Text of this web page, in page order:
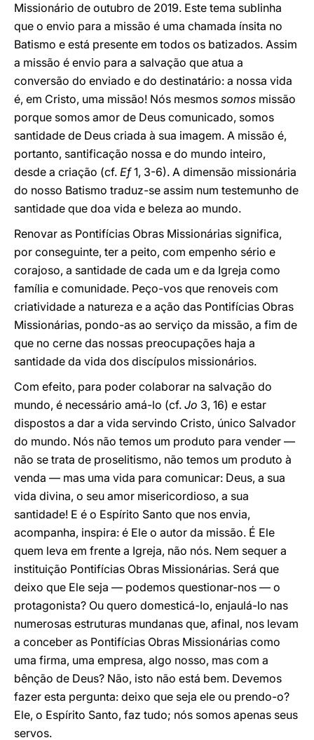
Missionário de outubro de 2019. Este tema sublinha
que o envio para a missão é uma chamada ínsita no
Batismo e está presente em todos os batizados. Assim
a missão é envio para a salvação que atua a
conversão do enviado e do destinatário: a nossa vida
é, em Cristo, uma missão! Nós mesmos somos missão
porque somos amor de Deus comunicado, somos
santidade de Deus criada à sua imagem. A missão é,
portanto, santificação nossa e do mundo inteiro,
desde a criação (cf. Ef1, 3-6). A dimensão missionária
do nosso Batismo traduz-se assim num testemunho de
santidade que doa vida e beleza ao mundo.
Renovar as Pontifícias Obras Missionárias significa,
por conseguinte, ter a peito, com empenho sério e
corajoso, a santidade de cada um e da Igreja como
família e comunidade. Peço-vos que renoveis com
criatividade a natureza e a ação das Pontifícias Obras
Missionárias, pondo-as ao serviço da missão, a fim de
que no cerne das nossas preocupações haja a
santidade da vida dos discípulos missionários.
Com efeito, para poder colaborar na salvação do
mundo, é necessário amá-lo (cf. Jo 3, 16) e estar
dispostos a dar a vida servindo Cristo, único Salvador
do mundo. Nós não temos um produto para vender —
não se trata de proselitismo, não temos um produto à
venda — mas uma vida para comunicar: Deus, a sua
vida divina, o seu amor misericordioso, a sua
santidade! E é o Espírito Santo que nos envia,
acompanha, inspira: é Ele o autor da missão. É Ele
quem leva em frente a Igreja, não nós. Nem sequer a
instituição Pontifícias Obras Missionárias. Será que
deixo que Ele seja — podemos questionar-nos — o
protagonista? Ou quero domesticá-lo, enjaulá-lo nas
numerosas estruturas mundanas que, afinal, nos levam
a conceber as Pontifícias Obras Missionárias como
uma firma, uma empresa, algo nosso, mas com a
bênção de Deus? Não, isto não está bem. Devemos
fazer esta pergunta: deixo que seja ele ou prendo-o?
Ele, o Espírito Santo, faz tudo; nós somos apenas seus
servos.